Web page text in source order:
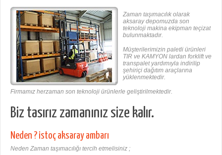
Zaman taşımacılık olarak
aksaray depomuzda son
teknoloji makina ekipman teçizat
bulunmaktadır.
Müşterilerimizin paletli ürünleri
TIR ve KAMYON lardan forklift ve
transpalet yardımıyla indirilip
şehiriçi dağıtım araçlarına
yüklenmektedir.
Firmamız herzaman son teknoloji ürünlerle geliştirilmektedir.
Biz tasırız zamanınız size kalır.
Neden ? istoç aksaray ambarı
Neden Zaman taşımacılığı tercih etmelisiniz ;